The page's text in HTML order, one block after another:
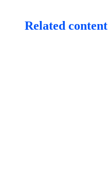
Related content